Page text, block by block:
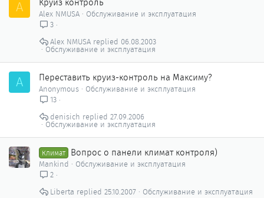
A Alex NMUSA
Обслуживание и эксплуатация
3
Обслуживание и эксплуатация
06.08.2003
Alex NMUSA
A Переставить круиз-контроль на Максиму?
Anonymous
Обслуживание и эксплуатация
13
Обслуживание и эксплуатация
27.09.2006
denisich
Климат Вопрос о панели климат контроля)
Mankind
Обслуживание и эксплуатация
2
Обслуживание и эксплуатация
25.10.2007
Liberta